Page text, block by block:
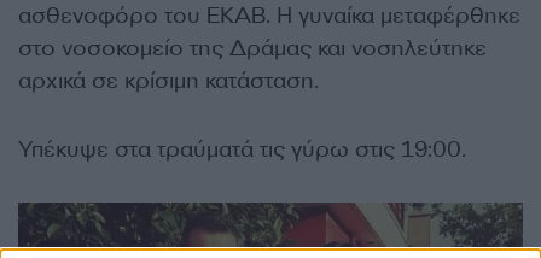
ασθενοφόρο του ΕΚΑΒ. Η γυναίκα μεταφέρθηκε
στο νοσοκομείο της Δράμας και νοσηλεύτηκε
αρχικά σε κρίσιμη κατάσταση.
Υπέκυψε στα τραύματά τις γύρω στις 19:00.